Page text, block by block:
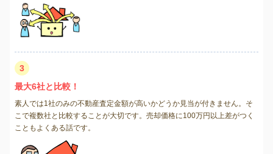
3
最大6社と比較！
素人では1社のみの不動産査定金額が高いかどうか見当が付きません。そ
こで複数社と比較することが大切です。売却価格に100万円以上差がつく
こともよくある話です。